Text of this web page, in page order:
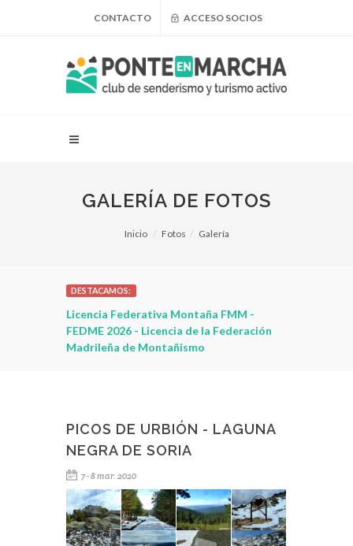
CONTACTO ACCESO SOCIOS
GALERÍA DE FOTOS
Inicio Fotos Galería
DESTACAMOS:
Licencia Federativa Montaña FMM -
FEDME 2026 - Licencia de la Federación
Madrileña de Montañismo
PICOS DE URBIÓN - LAGUNA
NEGRA DE SORIA
7 - 8 mar. 2020